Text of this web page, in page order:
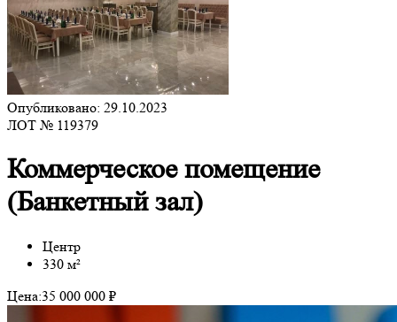
Опубликовано: 29.10.2023
ЛОТ № 119379
Коммерческое помещение
(Банкетный зал)
Центр
330 м²
Цена:35 000 000 ₽